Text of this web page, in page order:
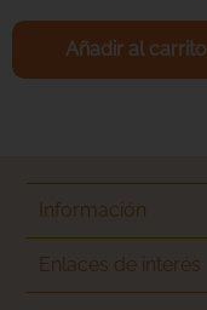
Añadir al carrito
Información
Enlaces de interés